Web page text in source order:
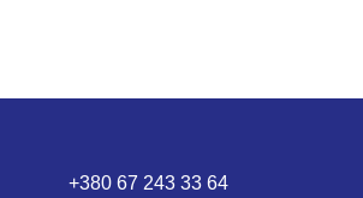
+380 67 243 33 64